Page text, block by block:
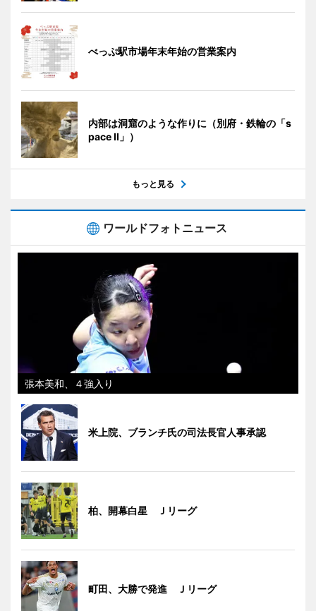
べっぷ駅市場年末年始の営業案内
内部は洞窟のような作りに（別府・鉄輪の「s
pace II」）
もっと見る
ワールドフォトニュース
張本美和、４強入り
米上院、ブランチ氏の司法長官人事承認
柏、開幕白星 Ｊリーグ
町田、大勝で発進 Ｊリーグ